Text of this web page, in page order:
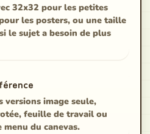
32x32 pour les petites
les posters, ou une taille
le sujet a besoin de plus
versions image seule,
feuille de travail ou
menu du canevas.